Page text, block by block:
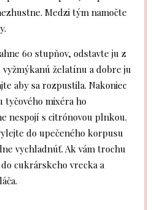
Medzi tým namočte
60 stupňov, odstavte ju z
želatínu a dobre ju
aby sa rozpustila. Nakoniec
tyčového mixéra ho
nespojí s citrónovou plnkou.
do upečeného korpusu
vychladnúť. Ak vám trochu
cukrárskeho vrecka a